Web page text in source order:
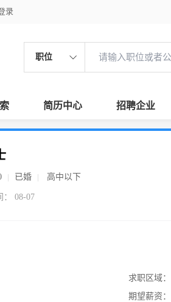
录
职位
简历中心 招聘企业
已婚 高中以下
： 08-07
求职区域：
期望薪资：